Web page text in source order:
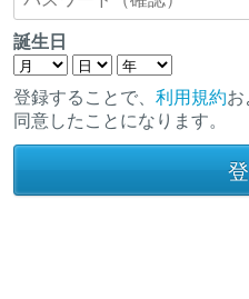
誕生日
登録することで、 利用規約お
同意したことになります。